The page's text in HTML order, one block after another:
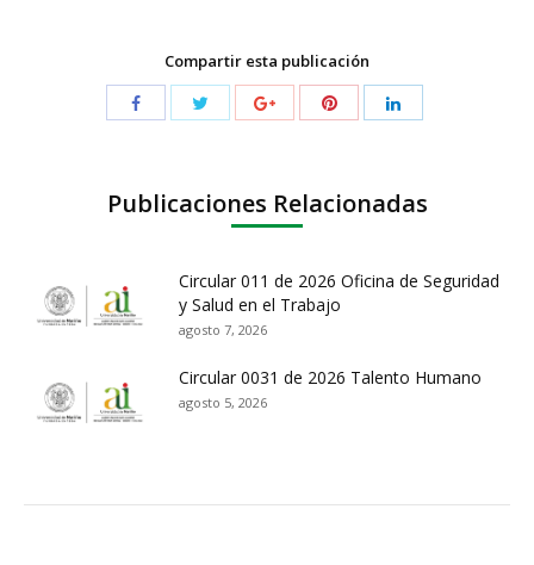
Compartir esta publicación
Publicaciones Relacionadas
Circular 011 de 2026 Oficina de Seguridad
y Salud en el Trabajo
agosto 7, 2026
Circular 0031 de 2026 Talento Humano
agosto 5, 2026